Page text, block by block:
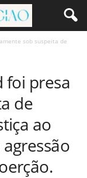
sob suspeita de
foi presa
de
ao